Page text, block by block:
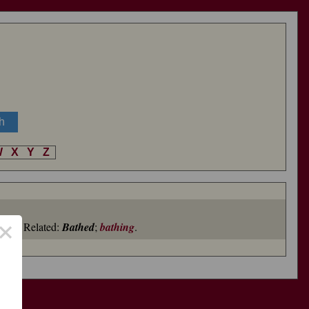
X Y Z
. Related: Bathed; bathing.